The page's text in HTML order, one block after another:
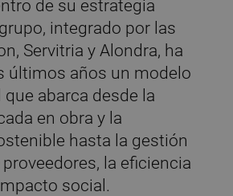
de su estrategia
integrado por las
Servitria y Alondra, ha
últimos años un modelo
que abarca desde la
en obra y la
hasta la gestión
la eficiencia
social.